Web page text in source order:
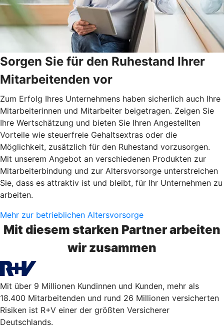
Sorgen Sie für den Ruhestand Ihrer
Mitarbeitenden vor
Zum Erfolg Ihres Unternehmens haben sicherlich auch Ihre
Mitarbeiterinnen und Mitarbeiter beigetragen. Zeigen Sie
Ihre Wertschätzung und bieten Sie Ihren Angestellten
Vorteile wie steuerfreie Gehaltsextras oder die
Möglichkeit, zusätzlich für den Ruhestand vorzusorgen.
Mit unserem Angebot an verschiedenen Produkten zur
Mitarbeiterbindung und zur Altersvorsorge unterstreichen
Sie, dass es attraktiv ist und bleibt, für Ihr Unternehmen zu
arbeiten.
Mehr zur betrieblichen Altersvorsorge
Mit diesem starken Partner arbeiten
wir zusammen
Mit über 9 Millionen Kundinnen und Kunden, mehr als
18.400 Mitarbeitenden und rund 26 Millionen versicherten
Risiken ist R+V einer der größten Versicherer
Deutschlands.